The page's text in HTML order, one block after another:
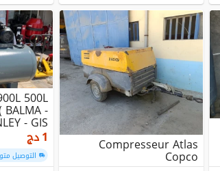
Compresseur Atlas
Copco
500L
-
- GIS )
1دج
التوصيل